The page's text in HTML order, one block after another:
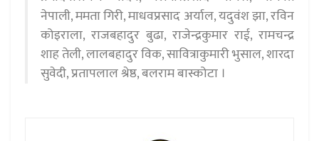
नेपाली, ममता गिरी, माधवप्रसाद अर्याल, यदुवंश झा, रविन
कोइराला, राजबहादुर बुढा, राजेन्द्रकुमार राई, रामचन्द्र
शाह तेली, लालबहादुर विक, सावित्राकुमारी भुसाल, शारदा
सुवेदी, प्रतापलाल श्रेष्ठ, बलराम बास्कोटा ।